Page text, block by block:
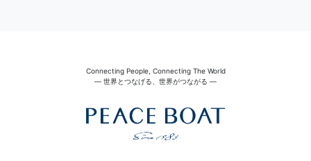
Connecting People, Connecting The World
― 世界とつなげる、世界がつながる ―